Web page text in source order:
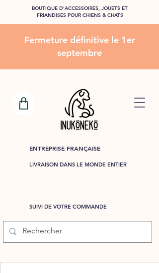
LIVRAISON DANS LE MONDE ENTIER
ENTREPRISE FRANÇAISE
SUIVI DE VOTRE COMMANDE
BOUTIQUE D'ACCESSOIRES, JOUETS ET
FRIANDISES POUR CHIENS & CHATS
Fermeture définitive le 1er
septembre